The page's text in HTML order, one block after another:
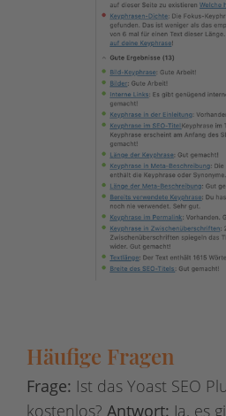
Häufige Fragen
Frage: Ist das Yoast SEO
kostenlos? Antwort: Ja, es